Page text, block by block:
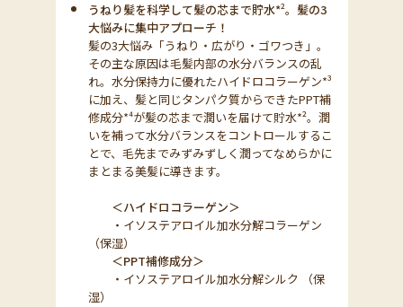
うねり髪を科学して髪の芯まで貯水*²。髪の3
大悩みに集中アプローチ！
髪の3大悩み「うねり・広がり・ゴワつき」。
その主な原因は毛髪内部の水分バランスの乱
れ。水分保持力に優れたハイドロコラーゲン*³
に加え、髪と同じタンパク質からできたPPT補
修成分*⁴が髪の芯まで潤いを届けて貯水*²。潤
いを補って水分バランスをコントロールするこ
とで、毛先までみずみずしく潤ってなめらかに
まとまる美髪に導きます。
＜ハイドロコラーゲン＞
・イソステアロイル加水分解コラーゲン
（保湿）
＜PPT補修成分＞
・イソステアロイル加水分解シルク （保
湿）